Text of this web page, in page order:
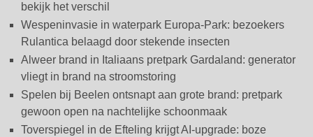
bekijk het verschil
Wespeninvasie in waterpark Europa-Park: bezoekers
Rulantica belaagd door stekende insecten
Alweer brand in Italiaans pretpark Gardaland: generator
vliegt in brand na stroomstoring
Spelen bij Beelen ontsnapt aan grote brand: pretpark
gewoon open na nachtelijke schoonmaak
Toverspiegel in de Efteling krijgt AI-upgrade: boze